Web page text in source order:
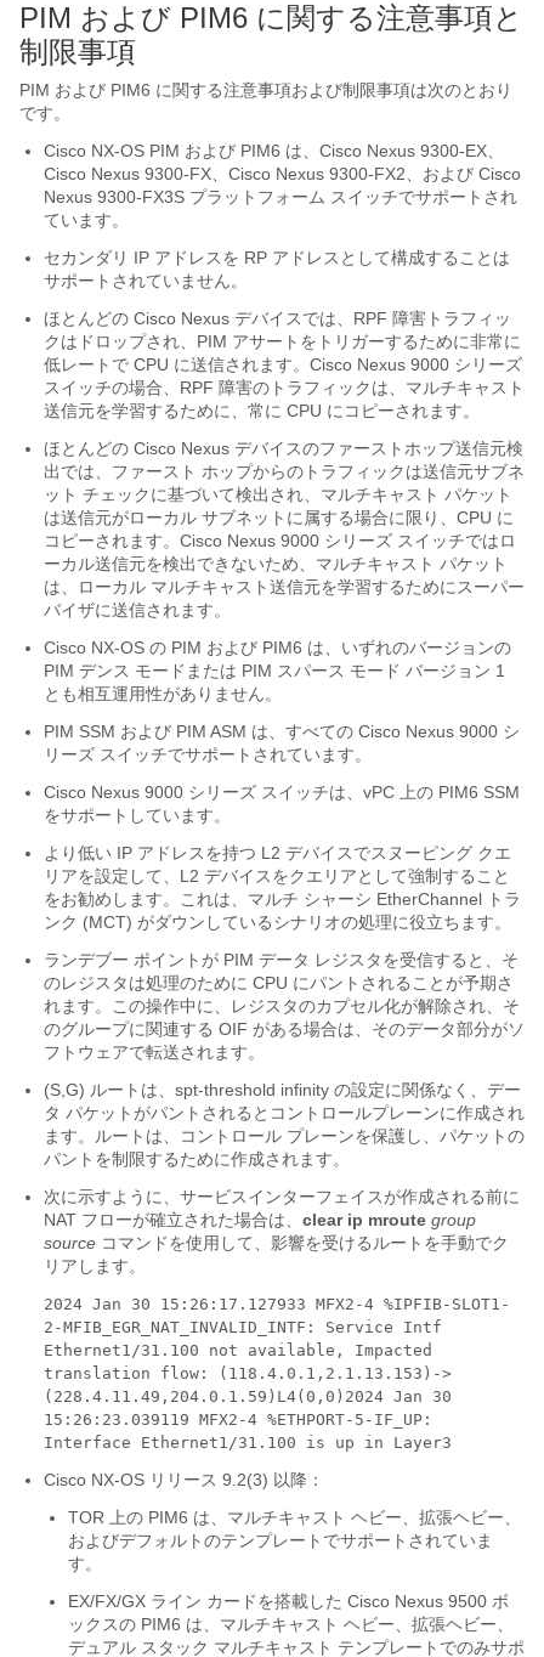
PIM および PIM6 に関する注意事項と
制限事項
PIM および PIM6 に関する注意事項および制限事項は次のとおり
です。
Cisco NX-OS PIM および PIM6 は、Cisco Nexus 9300-EX、
Cisco Nexus 9300-FX、Cisco Nexus 9300-FX2、および Cisco
Nexus 9300-FX3S プラットフォーム スイッチでサポートされ
ています。
セカンダリ IP アドレスを RP アドレスとして構成することは
サポートされていません。
ほとんどの Cisco Nexus デバイスでは、RPF 障害トラフィッ
クはドロップされ、PIM アサートをトリガーするために非常に
低レートで CPU に送信されます。Cisco Nexus 9000 シリーズ
スイッチの場合、RPF 障害のトラフィックは、マルチキャスト
送信元を学習するために、常に CPU にコピーされます。
ほとんどの Cisco Nexus デバイスのファーストホップ送信元検
出では、ファースト ホップからのトラフィックは送信元サブネ
ット チェックに基づいて検出され、マルチキャスト パケット
は送信元がローカル サブネットに属する場合に限り、CPU に
コピーされます。Cisco Nexus 9000 シリーズ スイッチではロ
ーカル送信元を検出できないため、マルチキャスト パケット
は、ローカル マルチキャスト送信元を学習するためにスーパー
バイザに送信されます。
Cisco NX-OS の PIM および PIM6 は、いずれのバージョンの
PIM デンス モードまたは PIM スパース モード バージョン 1
とも相互運用性がありません。
PIM SSM および PIM ASM は、すべての Cisco Nexus 9000 シ
リーズ スイッチでサポートされています。
Cisco Nexus 9000 シリーズ スイッチは、vPC 上の PIM6 SSM
をサポートしています。
より低い IP アドレスを持つ L2 デバイスでスヌーピング クエ
リアを設定して、L2 デバイスをクエリアとして強制すること
をお勧めします。これは、マルチ シャーシ EtherChannel トラ
ンク (MCT) がダウンしているシナリオの処理に役立ちます。
ランデブー ポイントが PIM データ レジスタを受信すると、そ
のレジスタは処理のために CPU にパントされることが予期さ
れます。この操作中に、レジスタのカプセル化が解除され、そ
のグループに関連する OIF がある場合は、そのデータ部分がソ
フトウェアで転送されます。
(S,G) ルートは、spt-threshold infinity の設定に関係なく、デー
タ パケットがパントされるとコントロールプレーンに作成され
ます。ルートは、コントロール プレーンを保護し、パケットの
パントを制限するために作成されます。
次に示すように、サービスインターフェイスが作成される前に
NAT フローが確立された場合は、 clear ip mroute group
source コマンドを使用して、影響を受けるルートを手動でク
リアします。
2024 Jan 30 15:26:17.127933 MFX2-4 %IPFIB-SLOT1-
2-MFIB_EGR_NAT_INVALID_INTF: Service Intf
Ethernet1/31.100 not available, Impacted
translation flow: (118.4.0.1,2.1.13.153)->
(228.4.11.49,204.0.1.59)L4(0,0) 2024 Jan 30
15:26:23.039119 MFX2-4 %ETHPORT-5-IF_UP:
Interface Ethernet1/31.100 is up in Layer3
Cisco NX-OS リリース 9.2(3) 以降：
TOR 上の PIM6 は、マルチキャスト ヘビー、拡張ヘビー、
およびデフォルトのテンプレートでサポートされていま
す。
EX/FX/GX ライン カードを搭載した Cisco Nexus 9500 ボ
ックスの PIM6 は、マルチキャスト ヘビー、拡張ヘビー、
デュアル スタック マルチキャスト テンプレートでのみサポ